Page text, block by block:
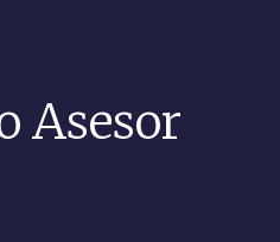
Asesor